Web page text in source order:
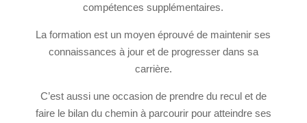
compétences supplémentaires.
La formation est un moyen éprouvé de maintenir ses
connaissances à jour et de progresser dans sa
carrière.
C’est aussi une occasion de prendre du recul et de
faire le bilan du chemin à parcourir pour atteindre ses